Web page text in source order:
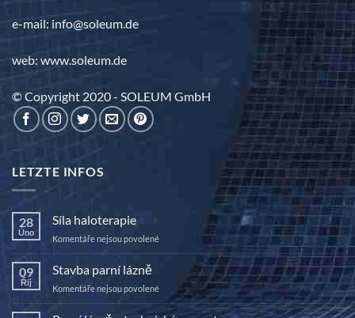
e-mail: info@soleum.de
web: www.soleum.de
© Copyright 2020 - SOLEUM GmbH
LETZTE INFOS
28
Úno
Síla haloterapie
Komentáře nejsou povolenéu
Síla
haloterapie
09
Říj
Stavba parní lázně
Komentáře nejsou povolenéu
textu